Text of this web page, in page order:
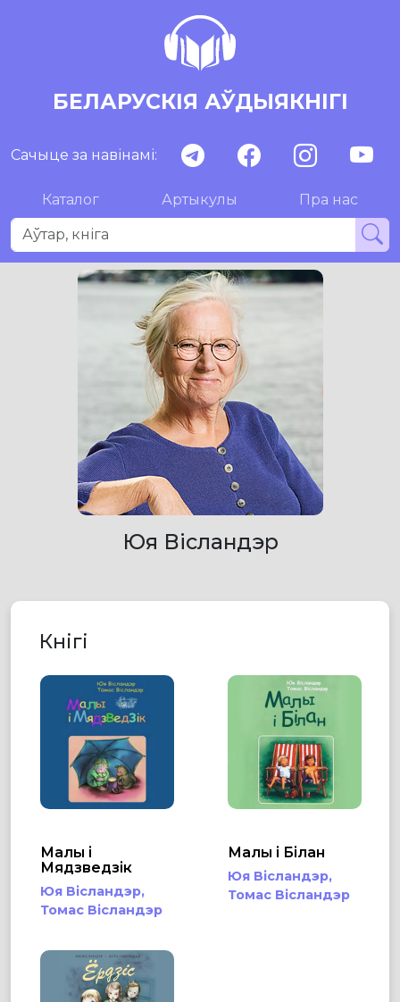
БЕЛАРУСКІЯ АЎДЫЯКНІГІ
Сачыце за навінамі:
Каталог Артыкулы Пра нас
Юя Вісландэр
Кнігі
Малы і
Мядзведзік
Юя Вісландэр,
Томас Вісландэр
Малы і Білан
Юя Вісландэр,
Томас Вісландэр